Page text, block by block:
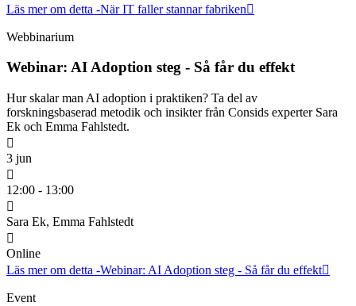
Läs mer om detta -När IT faller stannar fabriken
Webbinarium
Webinar: AI Adoption steg - Så får du effekt
Hur skalar man AI adoption i praktiken? Ta del av
forskningsbaserad metodik och insikter från Consids experter Sara
Ek och Emma Fahlstedt.
3 jun
12:00 - 13:00
Sara Ek, Emma Fahlstedt
Online
Läs mer om detta -Webinar: AI Adoption steg - Så får du effekt
Event